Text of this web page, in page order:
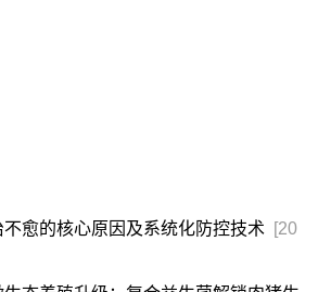
愈的核心原因及系统化防控技术 [20